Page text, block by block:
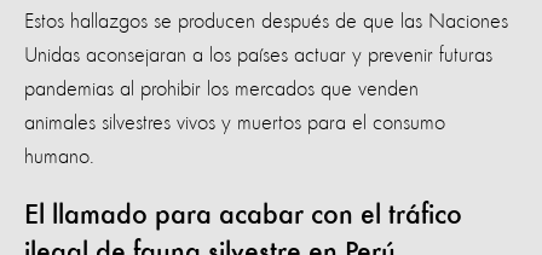
Estos hallazgos se producen después de que las Naciones
Unidas aconsejaran a los países actuar y prevenir futuras
pandemias al prohibir los mercados que venden
animales silvestres vivos y muertos para el consumo
humano.
El llamado para acabar con el tráfico